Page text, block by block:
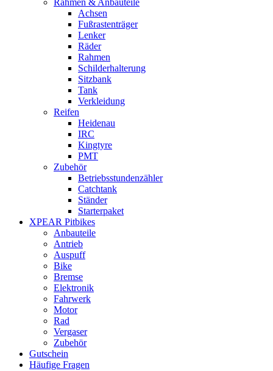
Rahmen & Anbauteile
Achsen
Fußrastenträger
Lenker
Räder
Rahmen
Schilderhalterung
Sitzbank
Tank
Verkleidung
Reifen
Heidenau
IRC
Kingtyre
PMT
Zubehör
Betriebsstundenzähler
Catchtank
Ständer
Starterpaket
XPEAR Pitbikes
Anbauteile
Antrieb
Auspuff
Bike
Bremse
Elektronik
Fahrwerk
Motor
Rad
Vergaser
Zubehör
Gutschein
Häufige Fragen